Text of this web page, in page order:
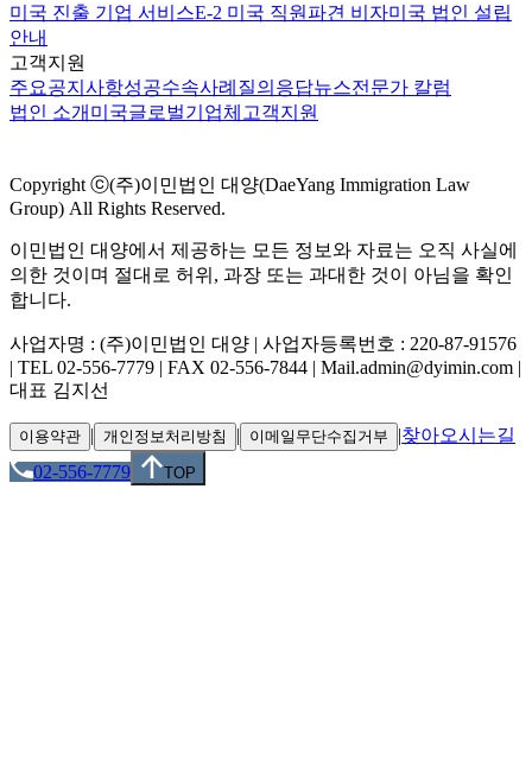
미국 진출 기업 서비스E-2 미국 직원파견 비자미국 법인 설립
안내
고객지원
주요공지사항성공수속사례 질의응답뉴스전문가 칼럼
법인 소개 미국글로벌기업체 고객지원
Copyright ⓒ(주)이민법인 대양(DaeYang Immigration Law
Group) All Rights Reserved.
이민법인 대양에서 제공하는 모든 정보와 자료는 오직 사실에
의한 것이며 절대로 허위, 과장 또는 과대한 것이 아님을 확인
합니다.
사업자명 : (주)이민법인 대양 | 사업자등록번호 : 220-87-91576
| TEL 02-556-7779 | FAX 02-556-7844 | Mail.admin@dyimin.com |
대표 김지선
이용약관 | 개인정보처리방침 | 이메일무단수집거부 |찾아오시는길
02-556-7779
TOP